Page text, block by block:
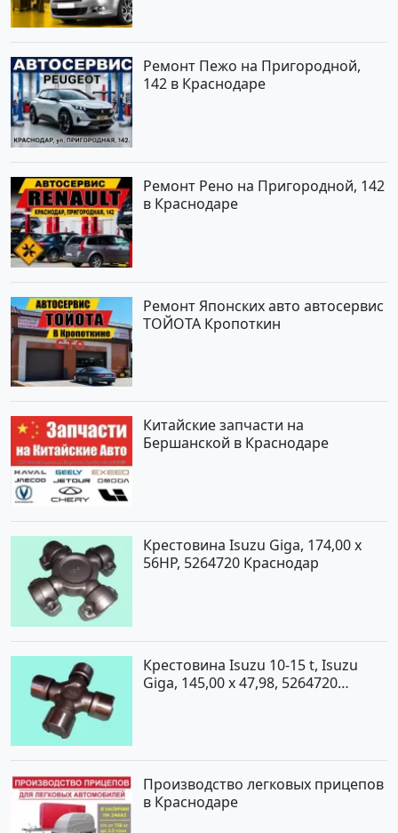
Ремонт Пежо на Пригородной,
142 в Краснодаре
Ремонт Рено на Пригородной, 142
в Краснодаре
Ремонт Японских авто автосервис
ТОЙОТА Кропоткин
Китайские запчасти на
Бершанской в Краснодаре
Крестовина Isuzu Giga, 174,00 x
56HP, 5264720 Краснодар
Крестовина Isuzu 10-15 t, Isuzu
Giga, 145,00 x 47,98, 5264720
Производство легковых прицепов
в Краснодаре